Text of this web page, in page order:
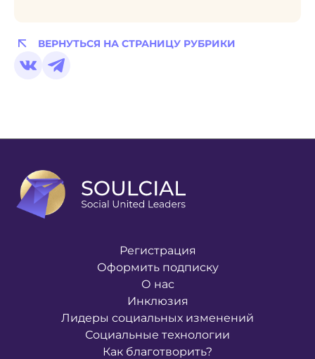
ВЕРНУТЬСЯ НА СТРАНИЦУ РУБРИКИ
Регистрация
Оформить подписку
О нас
Инклюзия
Лидеры социальных изменений
Социальные технологии
Как благотворить?